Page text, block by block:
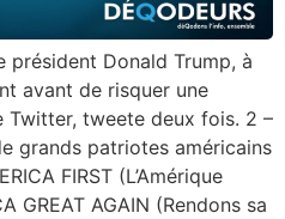
président Donald Trump, à
avant de risquer une
Twitter, tweete deux fois. 2 –
grands patriotes américains
FIRST (L’Amérique
GREAT AGAIN (Rendons sa